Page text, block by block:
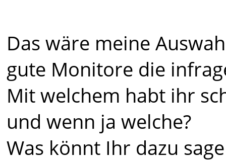
Das wäre meine
gute Monitore die
Mit welchem habt ihr
und wenn ja welche?
Was könnt Ihr dazu